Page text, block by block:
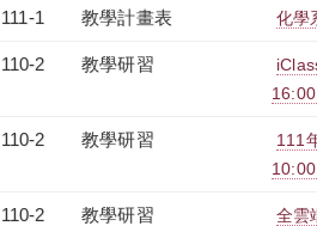
111-1 教學計畫表 化學
110-2 教學研習
110-2 教學研習
111
110-2 教學研習
全雲